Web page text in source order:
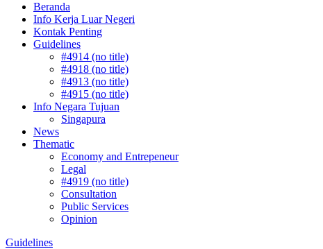
Beranda
Info Kerja Luar Negeri
Kontak Penting
Guidelines
#4914 (no title)
#4918 (no title)
#4913 (no title)
#4915 (no title)
Info Negara Tujuan
Singapura
News
Thematic
Economy and Entrepeneur
Legal
#4919 (no title)
Consultation
Public Services
Opinion
Guidelines